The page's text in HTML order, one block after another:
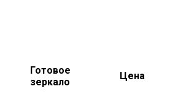
Готовое
зеркало
Цена